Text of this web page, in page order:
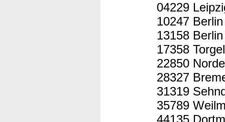
04229
10247 Berlin
13158 Berlin
17358
22850
28327
31319
35789
44135